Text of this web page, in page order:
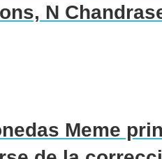
N
Meme